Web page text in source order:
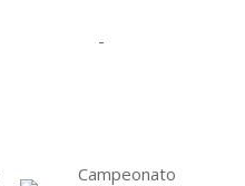
-
Campeonato